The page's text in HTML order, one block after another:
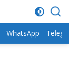
WhatsApp